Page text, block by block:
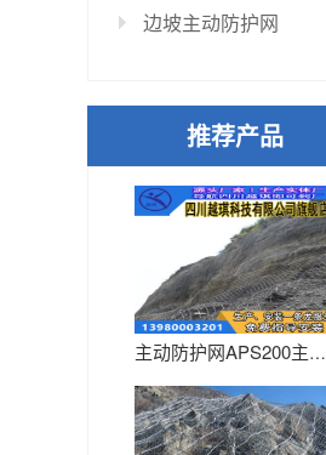
边坡主动防护网
推荐产品
主动防护网APS200主动防护...